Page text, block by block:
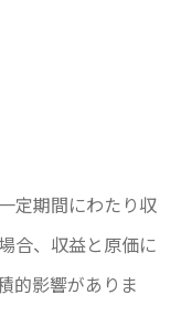
定期間にわたり収
合、収益と原価に
的影響がありま